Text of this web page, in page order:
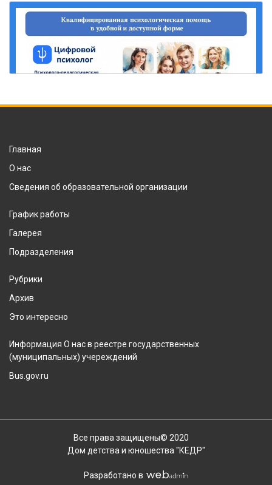
Главная
О нас
Сведения об образовательной организации
График работы
Галерея
Подразделения
Рубрики
Архив
Это интересно
Информация О нас в реестре государственных
(муниципальных) учереждений
Bus.gov.ru
Все права защищены© 2020
Дом детства и юношества "КЕДР"
Разработано в